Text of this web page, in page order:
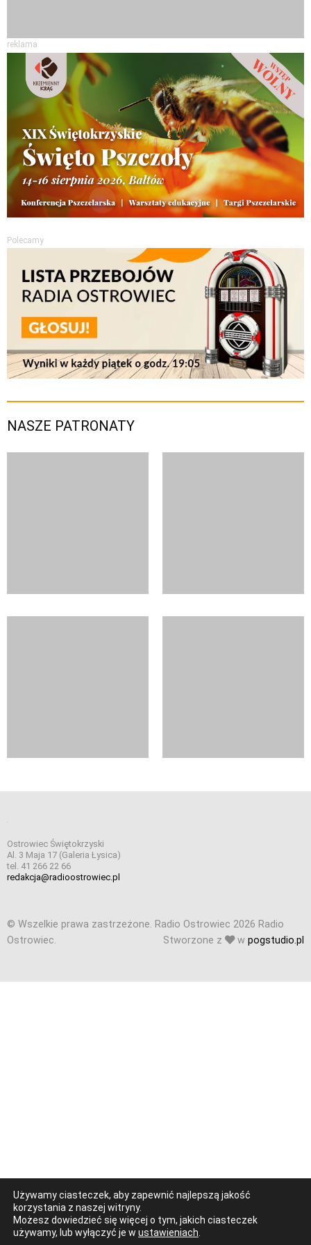
reklama
Polecamy
NASZE PATRONATY
Ostrowiec Świętokrzyski
Al. 3 Maja 17 (Galeria Łysica)
tel. 41 266 22 66
© Wszelkie prawa zastrzeżone. Radio Ostrowiec 2026 Radio
Używamy ciasteczek, aby zapewnić najlepszą jakość
korzystania z naszej witryny.
Możesz dowiedzieć się więcej o tym, jakich ciasteczek
używamy, lub wyłączyć je w ustawieniach